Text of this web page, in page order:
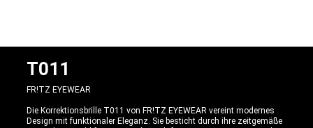
T011
FR!TZ EYEWEAR
Die Korrektionsbrille T011 von FR!TZ EYEWEAR vereint modernes
Design mit funktionaler Eleganz. Sie besticht durch ihre zeitgemäße